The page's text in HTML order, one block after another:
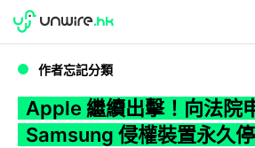
WWDC 2026
作者忘記分類
Apple 繼續出擊！向法院
Samsung 侵權裝置永久